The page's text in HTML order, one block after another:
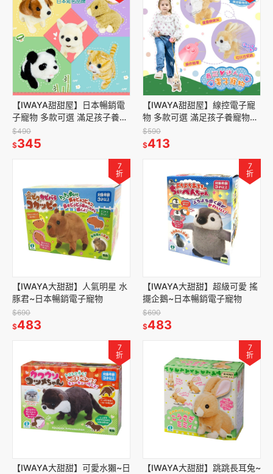
【IWAYA甜甜屋】日本暢銷電
子寵物 多款可選 滿足孩子養寵
物的願望
$490
$345
【IWAYA甜甜屋】線控電子寵
物 多款可選 滿足孩子養寵物的
願望
$590
$413
7
折
【IWAYA大甜甜】人氣明星 水
豚君~日本暢銷電子寵物
$690
$483
7
折
【IWAYA大甜甜】超級可愛 搖
擺企鵝~日本暢銷電子寵物
$690
$483
7
折
【IWAYA大甜甜】可愛水獺~日
7
折
【IWAYA大甜甜】跳跳長耳兔~